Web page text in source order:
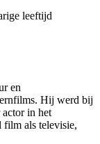
leeftijd
en
Hij werd bij
in het
film als televisie,